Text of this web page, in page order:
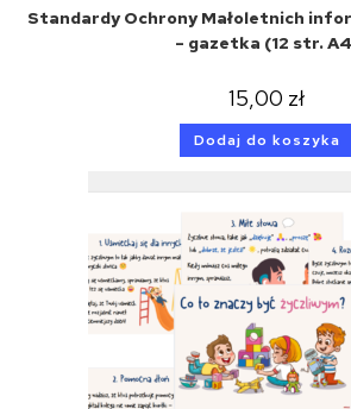
Standardy Ochrony Małoletnich
– gazetka (12 str.
15,00 zł
Dodaj do koszyka